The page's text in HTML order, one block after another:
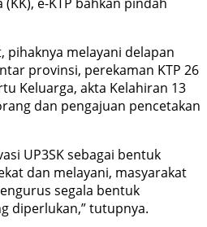
pihaknya melayani delapan
provinsi, perekaman KTP 26
Keluarga, akta Kelahiran 13
dan pengajuan pencetakan
UP3SK sebagai bentuk
dan melayani, masyarakat
segala bentuk
diperlukan,” tutupnya.